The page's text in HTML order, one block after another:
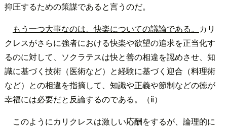
抑圧するための策謀であると言うのだ。
もう一つ大事なのは、快楽についての議論である。 カリ
クレスがさらに強者における快楽や欲望の追求を正当化す
るのに対して、ソクラテスは快と善の相違を認めさせ、知
識に基づく技術（医術など）と経験に基づく迎合（料理術
など）との相違を指摘して、知識や正義や節制などの徳が
幸福には必要だと反論するのである。（ⅱ）
このようにカリクレスは激しい応酬をするが、論理的に